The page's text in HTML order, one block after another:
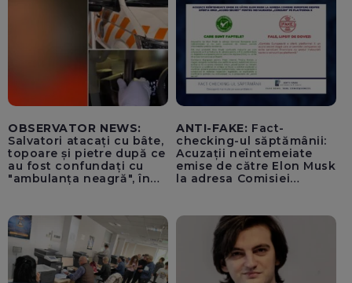
OBSERVATOR NEWS:
Salvatori atacați cu bâte,
topoare și pietre după ce
au fost confundați cu
"ambulanța neagră", în
ANTI-FAKE: Fact-
checking-ul săptămânii:
Acuzații neîntemeiate
emise de către Elon Musk
la adresa Comisiei
pentru instaurarea
„cenzurii” pe platforma X